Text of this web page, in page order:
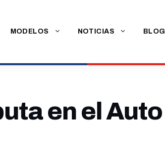
MODELOS NOTICIAS BLOG
en el Auto